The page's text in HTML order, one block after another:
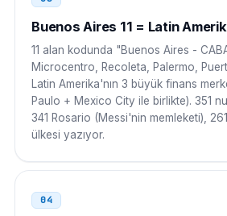
Küba
Çin
00 54 9 AC NNNN NNNN
Japonya
010 54 9 AC NNNN NNNN
Güney Kore
Buenos Aires 11 = Latin
11 alan kodunda "Buenos Aires -
Microcentro, Recoleta, Palermo,
Latin Amerika'nın 3 büyük finans
Paulo + Mexico City ile birlikte). 351
341 Rosario (Messi'nin memleketi),
ülkesi yazıyor.
04